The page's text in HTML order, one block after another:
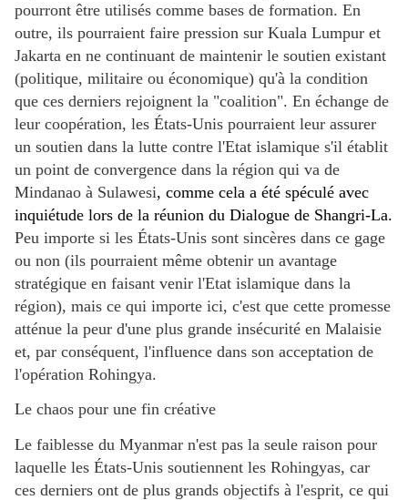
pourront être utilisés comme bases de formation. En
outre, ils pourraient faire pression sur Kuala Lumpur et
Jakarta en ne continuant de maintenir le soutien existant
(politique, militaire ou économique) qu'à la condition
que ces derniers rejoignent la "coalition". En échange de
leur coopération, les États-Unis pourraient leur assurer
un soutien dans la lutte contre l'Etat islamique s'il établit
un point de convergence dans la région qui va de
Mindanao à Sulawesi, comme cela a été spéculé avec
inquiétude lors de la réunion du Dialogue de Shangri-La.
Peu importe si les États-Unis sont sincères dans ce gage
ou non (ils pourraient même obtenir un avantage
stratégique en faisant venir l'Etat islamique dans la
région), mais ce qui importe ici, c'est que cette promesse
atténue la peur d'une plus grande insécurité en Malaisie
et, par conséquent, l'influence dans son acceptation de
l'opération Rohingya.
Le chaos pour une fin créative
Le faiblesse du Myanmar n'est pas la seule raison pour
laquelle les États-Unis soutiennent les Rohingyas, car
ces derniers ont de plus grands objectifs à l'esprit, ce qui